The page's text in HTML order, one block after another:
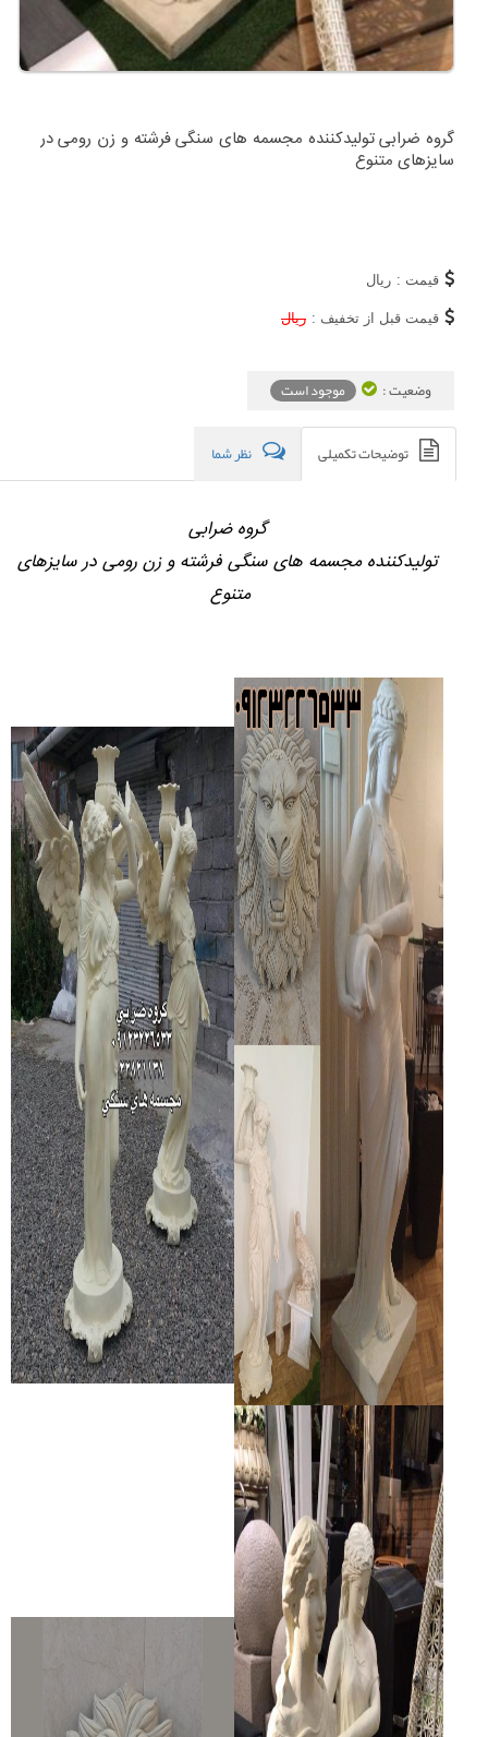
گروه ضرابی تولیدکننده مجسمه های سنگی فرشته و زن رومی در
سایزهای متنوع
قیمت : ریال
قیمت قبل از تخفیف : ریال
وضعیت : موجود است
توضیحات تکمیلی نظر شما
گروه ضرابی
تولیدکننده مجسمه های سنگی فرشته و زن رومی در سایزهای
متنوع